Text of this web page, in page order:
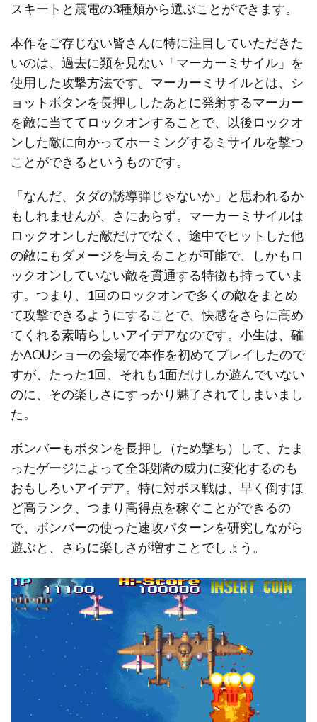
スキートと震電の3種類から選ぶことができます。
本作をご存じない皆さんに特に注目していただきた
いのは、過去に類を見ない「マーカーミサイル」を
使用した攻撃方法です。マーカーミサイルとは、シ
ョットボタンを長押ししたあとに発射するマーカー
を敵に当ててロックオンすることで、以後ロックオ
ンした敵に向かってホーミングするミサイルを撃つ
ことができるというものです。
「なんだ、タダの誘導弾じゃないか」と思われるか
もしれませんが、さにあらず。マーカーミサイルは
ロックオンした敵だけでなく、途中でヒットした他
の敵にもダメージを与えることが可能で、しかもロ
ックオンしていない敵を貫通する特徴も持っていま
す。つまり、1回のロックオンで多くの敵をまとめ
て攻撃できるようにすることで、快感をさらに高め
てくれる素晴らしいアイデアなのです。小生は、確
かAOUショーの会場で本作を初めてプレイしたので
すが、たった1回、それも1面だけしか遊んでいない
のに、その楽しさにすっかり魅了されてしまいまし
た。
ボンバーもボタンを長押し（ため撃ち）して、たま
ったゲージによって全3段階の威力に変化するのも
おもしろいアイデア。特に対ボス戦は、早く倒すほ
ど高ランク、つまり高得点を稼ぐことができるの
で、ボンバーの使った速攻パターンを研究しながら
遊ぶと、さらに楽しさが増すことでしょう。